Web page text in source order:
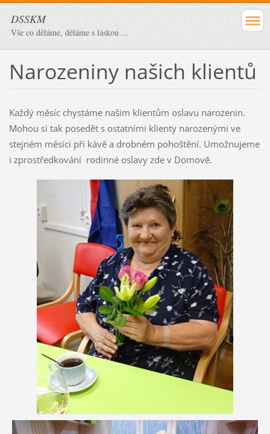
DSSKM
Vše co děláme, děláme s láskou ...
Narozeniny našich klientů
Každý měsíc chystáme našim klientům oslavu narozenin.
Mohou si tak posedět s ostatními klienty narozenými ve
stejném měsíci při kávě a drobném pohoštění. Umožnujeme
i zprostředkování rodinné oslavy zde v Domově.